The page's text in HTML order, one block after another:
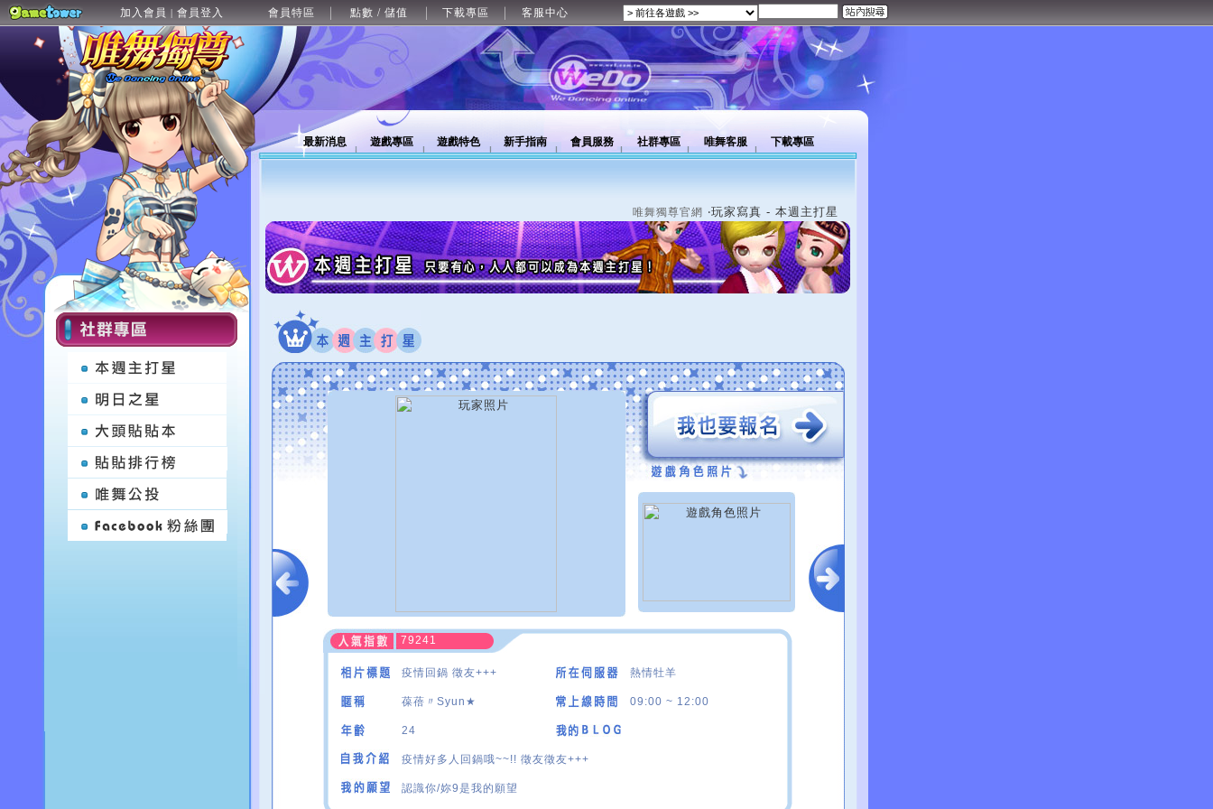
加入會員 | 會員登入 會員特區 點數 / 儲值 下載專區 客服中心
最新消息 遊戲專區 遊戲特色 新手指南 會員服務 社群專區 唯舞客服 下載專區
唯舞獨尊官網 ‧玩家寫真 - 本週主打星
79241
疫情回鍋 徵友+++ 熱情牡羊
葆蓓〃Syun★ 09:00 ~ 12:00
24
疫情好多人回鍋哦~~!! 徵友徵友+++
認識你/妳9是我的願望